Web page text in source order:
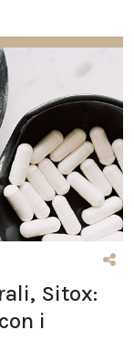
Sitox:
i